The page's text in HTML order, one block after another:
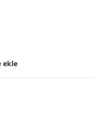
ekle